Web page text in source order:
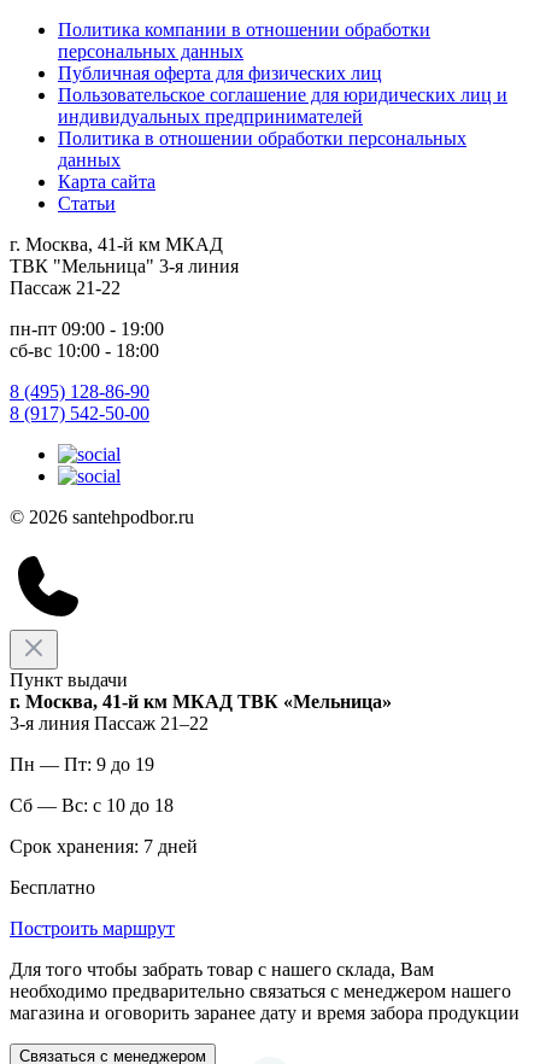
Политика компании в отношении обработки
персональных данных
Публичная оферта для физических лиц
Пользовательское соглашение для юридических лиц и
индивидуальных предпринимателей
Политика в отношении обработки персональных
данных
Карта сайта
Статьи
г. Москва, 41-й км МКАД
ТВК "Мельница" 3-я линия
Пассаж 21-22
пн-пт 09:00 - 19:00
сб-вс 10:00 - 18:00
8 (495) 128-86-90
8 (917) 542-50-00
© 2026 santehpodbor.ru
Пункт выдачи
г. Москва, 41-й км МКАД ТВК «Мельница»
3-я линия Пассаж 21–22
Пн — Пт: 9 до 19
Сб — Вс: с 10 до 18
Срок хранения: 7 дней
Бесплатно
Построить маршрут
Для того чтобы забрать товар с нашего склада, Вам
необходимо предварительно связаться с менеджером нашего
магазина и оговорить заранее дату и время забора продукции
Связаться с менеджером